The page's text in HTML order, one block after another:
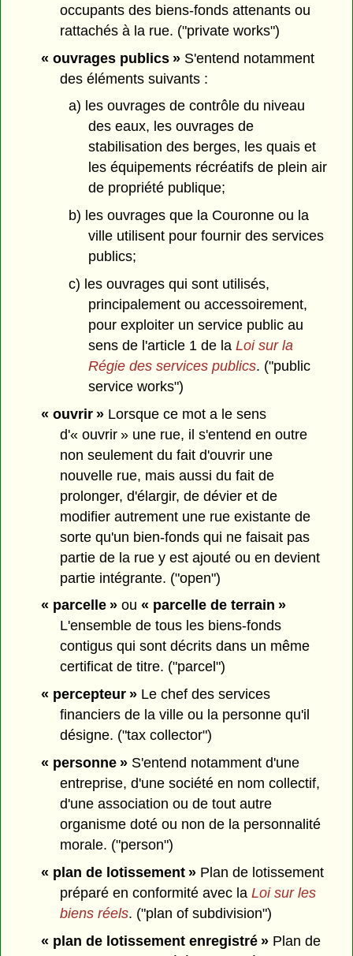
occupants des biens-fonds attenants ou
rattachés à la rue. ("private works")
« ouvrages publics »S'entend notamment
des éléments suivants :
a) les ouvrages de contrôle du niveau
des eaux, les ouvrages de
stabilisation des berges, les quais et
les équipements récréatifs de plein air
de propriété publique;
b) les ouvrages que la Couronne ou la
ville utilisent pour fournir des services
publics;
c) les ouvrages qui sont utilisés,
principalement ou accessoirement,
pour exploiter un service public au
sens de l'article 1 de la Loi sur la
Régie des services publics. ("public
service works")
« ouvrir »Lorsque ce mot a le sens
d'« ouvrir » une rue, il s'entend en outre
non seulement du fait d'ouvrir une
nouvelle rue, mais aussi du fait de
prolonger, d'élargir, de dévier et de
modifier autrement une rue existante de
sorte qu'un bien-fonds qui ne faisait pas
partie de la rue y est ajouté ou en devient
partie intégrante. ("open")
« parcelle »ou « parcelle de terrain »
L'ensemble de tous les biens-fonds
contigus qui sont décrits dans un même
certificat de titre. ("parcel")
« percepteur »Le chef des services
financiers de la ville ou la personne qu'il
désigne. ("tax collector")
« personne »S'entend notamment d'une
entreprise, d'une société en nom collectif,
d'une association ou de tout autre
organisme doté ou non de la personnalité
morale. ("person")
« plan de lotissement »Plan de lotissement
préparé en conformité avec laLoi sur les
biens réels. ("plan of subdivision")
« plan de lotissement enregistré »Plan de